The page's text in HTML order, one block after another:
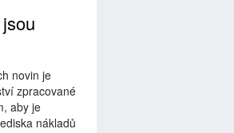
novin je
zpracované
aby je
nákladů